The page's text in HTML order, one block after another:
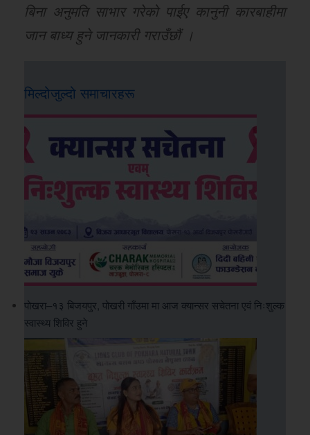
बिना अनुमति साभार गरेको पाईए कानुनी कारबाहीमा
जान बाध्य हुने जानकारी गराउँछौं ।
मिल्दोजुल्दो समाचारहरू
पोखरा–१३ बिजयपुर, पोखरी गाँउमा मा आज क्यान्सर सचेतना एवं निःशुल्क
स्वास्थ्य शिविर हुने